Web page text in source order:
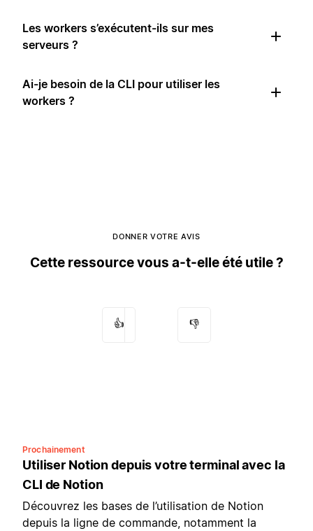
Les workers s’exécutent-ils sur mes
serveurs ?
Ai-je besoin de la CLI pour utiliser les
workers ?
DONNER VOTRE AVIS
Cette ressource vous a-t-elle été utile ?
👍 👎
Prochainement
Utiliser Notion depuis votre terminal avec la
CLI de Notion
Découvrez les bases de l’utilisation de Notion
depuis la ligne de commande, notamment la